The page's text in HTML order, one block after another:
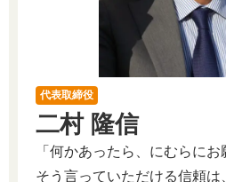
代表取締役
二村 隆信
「何かあったら、にむらにお
そう言っていただける信頼